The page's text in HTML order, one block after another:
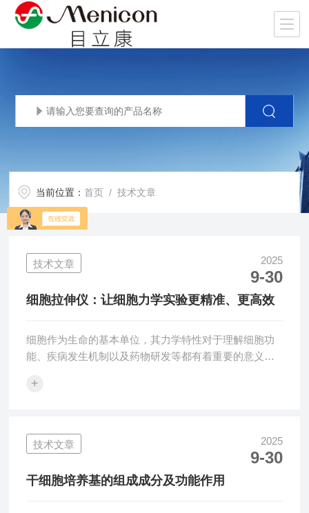
当前位置：首页 / 技术文章
技术文章 2025
9-30
细胞拉伸仪：让细胞力学实验更精准、更高效
细胞作为生命的基本单位，其力学特性对于理解细胞功
能、疾病发生机制以及药物研发等都有着重要的意义。
操作复杂、数据不精准、效率低下等。而细胞拉伸仪的
胞力学特性的仪器。它通过精确控制外力，对细胞进行
拉伸、压缩等力学操作，从而获取细胞在不同力学条件
下的反应和数据。与传统方法相比，细胞拉伸仪具有诸
多优势。首先，细胞仪能够提供更加精准的力学控
+
技术文章 2025
9-30
干细胞培养基的组成成分及功能作用